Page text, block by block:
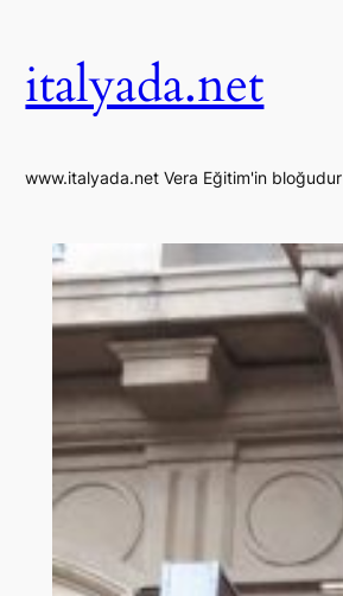
italyada.net
www.italyada.net Vera Eğitim'in bloğudur